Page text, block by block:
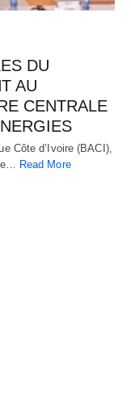
DU
AU
CENTRALE
Côte d’Ivoire (BACI),
Read More